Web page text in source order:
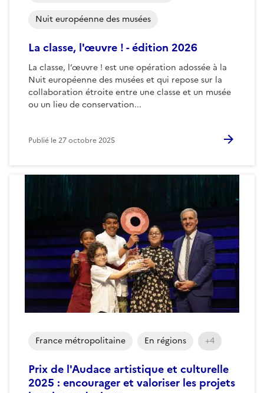
La classe, l'œuvre ! - édition 2026
La classe, l’œuvre ! est une opération adossée à la
Nuit européenne des musées et qui repose sur la
collaboration étroite entre une classe et un musée
ou un lieu de conservation...
Nuit européenne des musées
Publié le27 octobre 2025
Prix de l'Audace artistique et culturelle
2025 : encourager et valoriser les projets
France métropolitaine En régions +4